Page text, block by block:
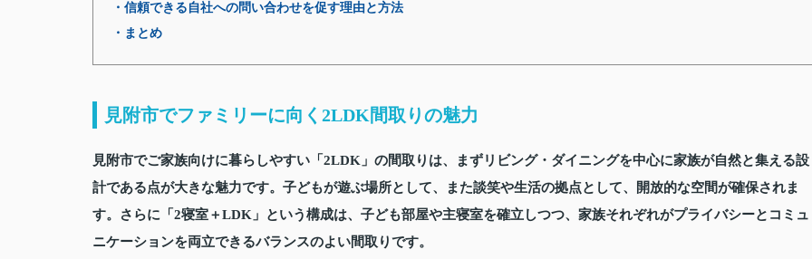
・信頼できる自社への問い合わせを促す理由と方法
・まとめ
見附市でファミリーに向く2LDK間取りの魅力
見附市でご家族向けに暮らしやすい「2LDK」の間取りは、まずリビング・ダイニングを中心に家族が自然と集える設
計である点が大きな魅力です。子どもが遊ぶ場所として、また談笑や生活の拠点として、開放的な空間が確保されま
す。さらに「2寝室＋LDK」という構成は、子ども部屋や主寝室を確立しつつ、家族それぞれがプライバシーとコミュ
ニケーションを両立できるバランスのよい間取りです。